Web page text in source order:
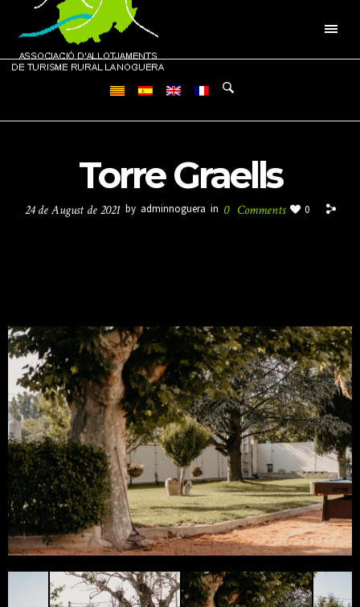
Torre Graells
24 de August de 2021 by adminnoguera in 0 Comments 0